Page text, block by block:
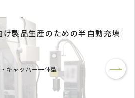
製品生産のための半自動充填
キャッパー一体型